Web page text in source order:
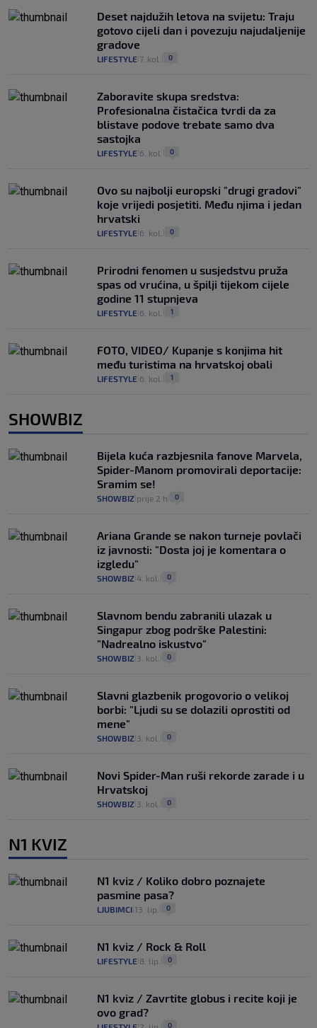
Deset najdužih letova na svijetu: Traju
gotovo cijeli dan i povezuju najudaljenije
gradove
LIFESTYLE 7. kol. 0
Zaboravite skupa sredstva:
Profesionalna čistačica tvrdi da za
blistave podove trebate samo dva
sastojka
LIFESTYLE 6. kol. 0
Ovo su najbolji europski "drugi gradovi"
koje vrijedi posjetiti. Među njima i jedan
hrvatski
LIFESTYLE 6. kol. 0
Prirodni fenomen u susjedstvu pruža
spas od vrućina, u špilji tijekom cijele
godine 11 stupnjeva
LIFESTYLE 6. kol. 1
FOTO, VIDEO/ Kupanje s konjima hit
među turistima na hrvatskoj obali
LIFESTYLE 6. kol. 1
SHOWBIZ
Bijela kuća razbjesnila fanove Marvela,
Spider-Manom promovirali deportacije:
Sramim se!
SHOWBIZ prije 2 h 0
Ariana Grande se nakon turneje povlači
iz javnosti: "Dosta joj je komentara o
izgledu"
SHOWBIZ 4. kol. 0
Slavnom bendu zabranili ulazak u
Singapur zbog podrške Palestini:
"Nadrealno iskustvo"
SHOWBIZ 3. kol. 0
Slavni glazbenik progovorio o velikoj
borbi: "Ljudi su se dolazili oprostiti od
mene"
SHOWBIZ 3. kol. 0
Novi Spider-Man ruši rekorde zarade i u
Hrvatskoj
SHOWBIZ 3. kol. 0
N1 KVIZ
N1 kviz / Koliko dobro poznajete
pasmine pasa?
LJUBIMCI 13. lip. 0
N1 kviz / Rock & Roll
LIFESTYLE 8. lip. 0
N1 kviz / Zavrtite globus i recite koji je
ovo grad?
0